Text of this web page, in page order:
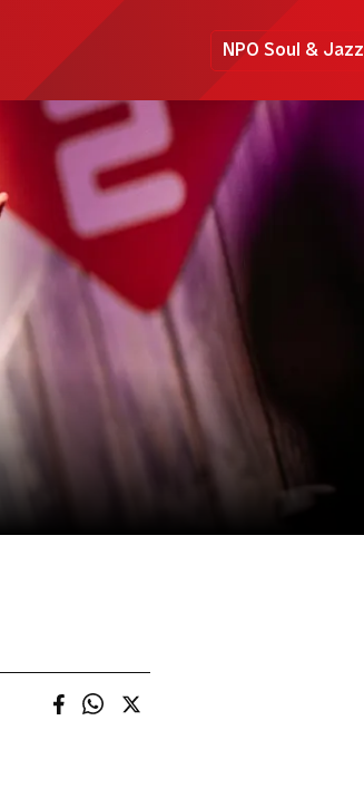
NPO Soul & Jazz